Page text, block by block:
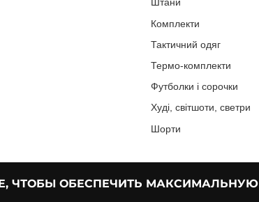
ЧТОБЫ ОБЕСПЕЧИТЬ МАКСИМАЛЬНУЮ
Штани
Комплекти
Тактичний одяг
Термо-комплекти
Футболки і сорочки
Худі, світшоти, светри
Шорти